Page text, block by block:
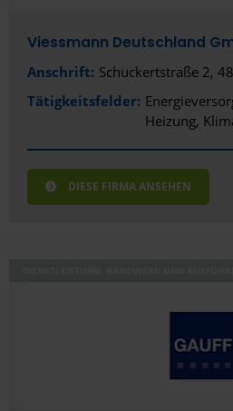
Viessmann Deutschland
Anschrift: Schuckertstraße 2,
Tätigkeitsfelder:
Heizung,
DIESE FIRMA ANSEHEN